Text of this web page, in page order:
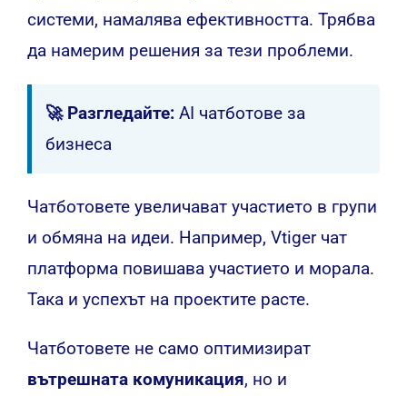
системи, намалява ефективността. Трябва
да намерим решения за тези проблеми.
🚀 Разгледайте: AI чатботове за
бизнеса
Чатботовете увеличават участието в групи
и обмяна на идеи. Например, Vtiger чат
платформа повишава участието и морала.
Така и успехът на проектите расте.
Чатботовете не само оптимизират
вътрешната комуникация, но и